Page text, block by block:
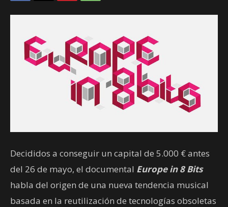
Decididos a conseguir un capital de 5.000 € antes
del 26 de mayo, el documental Europe in 8 Bits
habla del origen de una nueva tendencia musical
basada en la reutilización de tecnologías obsoletas